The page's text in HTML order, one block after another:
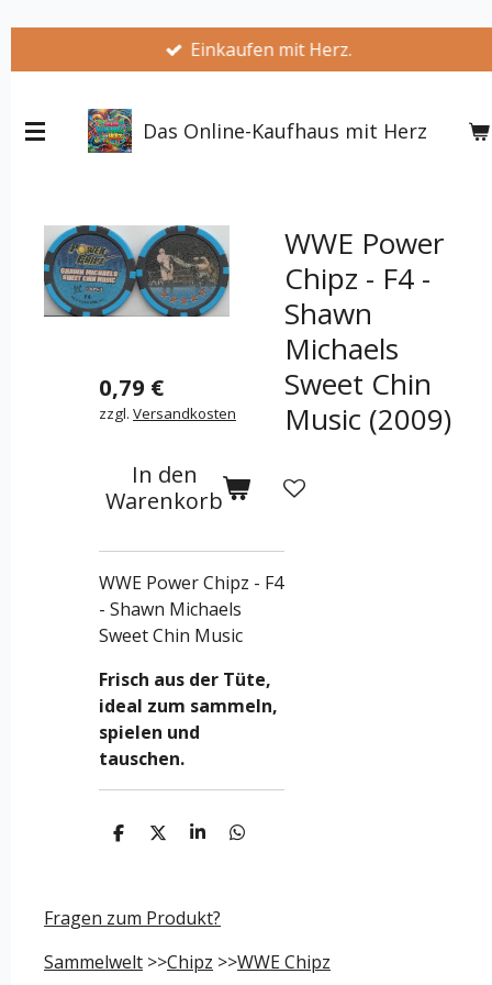
springen
Einkaufen mit Herz.
Das Online-Kaufhaus mit Herz
WWE Power
Chipz - F4 -
Shawn
Michaels
Sweet Chin
Music (2009)
0,79 €
zzgl. Versandkosten
In den
Warenkorb
WWE Power Chipz - F4
- Shawn Michaels
Sweet Chin Music
Frisch aus der Tüte,
ideal zum sammeln,
spielen und
tauschen.
T
n
T
n
T
e
n
T
Fragen zum Produkt?
Sammelwelt >>Chipz >>WWE Chipz